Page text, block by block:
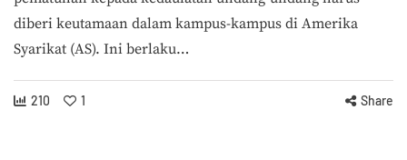
diberi keutamaan dalam kampus-kampus di Amerika
Syarikat (AS). Ini berlaku…
210 1 Share